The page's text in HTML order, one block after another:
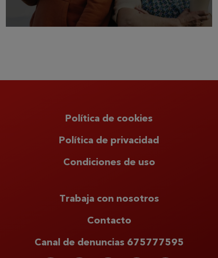
Política de cookies
Política de privacidad
Condiciones de uso
Trabaja con nosotros
Contacto
Canal de denuncias 675777595